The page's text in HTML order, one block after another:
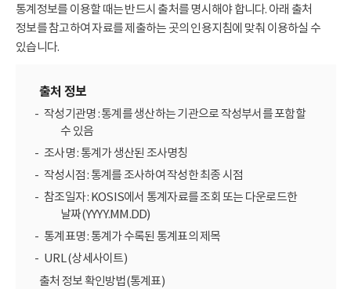
통계정보를 이용할 때는 반드시 출처를 명시해야 합니다. 아래 출처
정보를 참고하여 자료를 제출하는 곳의 인용지침에 맞춰 이용하실 수
있습니다.
출처 정보
작성기관명 : 통계를 생산하는 기관으로 작성부서를 포함할
수 있음
조사명 : 통계가 생산된 조사명칭
작성시점 : 통계를 조사하여 작성한 최종 시점
참조일자 : KOSIS에서 통계자료를 조회 또는 다운로드한
날짜(YYYY.MM.DD)
통계표명 : 통계가 수록된 통계표의 제목
URL (상세사이트)
출처 정보 확인방법(통계표)